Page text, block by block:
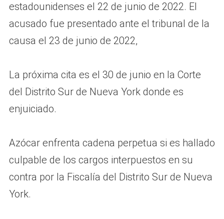
estadounidenses el 22 de junio de 2022. El
acusado fue presentado ante el tribunal de la
causa el 23 de junio de 2022,
La próxima cita es el 30 de junio en la Corte
del Distrito Sur de Nueva York donde es
enjuiciado.
Azócar enfrenta cadena perpetua si es hallado
culpable de los cargos interpuestos en su
contra por la Fiscalía del Distrito Sur de Nueva
York.